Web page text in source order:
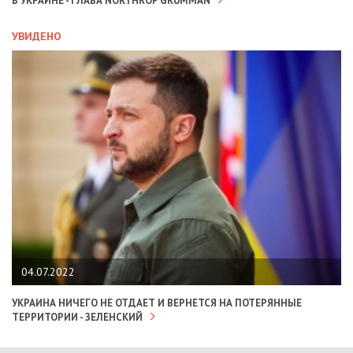
УВИДЕНО
04.07.2022
УКРАИНА НИЧЕГО НЕ ОТДАЕТ И ВЕРНЕТСЯ НА ПОТЕРЯННЫЕ
ТЕРРИТОРИИ - ЗЕЛЕНСКИЙ